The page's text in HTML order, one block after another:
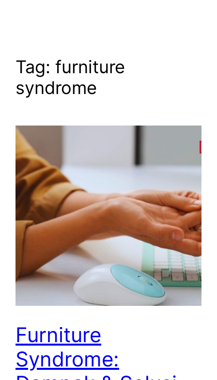
Tag: furniture
syndrome
Furniture
Syndrome: